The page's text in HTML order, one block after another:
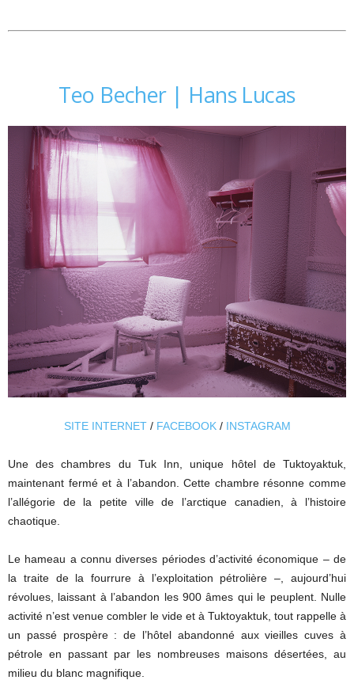
Teo Becher | Hans Lucas
SITE INTERNET/ FACEBOOK/ INSTAGRAM
Une des chambres du Tuk Inn, unique hôtel de Tuktoyaktuk,
maintenant fermé et à l’abandon. Cette chambre résonne comme
l’allégorie de la petite ville de l’arctique canadien, à l’histoire
chaotique.
Le hameau a connu diverses périodes d’activité économique – de
la traite de la fourrure à l’exploitation pétrolière –, aujourd’hui
révolues, laissant à l’abandon les 900 âmes qui le peuplent. Nulle
activité n’est venue combler le vide et à Tuktoyaktuk, tout rappelle à
un passé prospère : de l’hôtel abandonné aux vieilles cuves à
pétrole en passant par les nombreuses maisons désertées, au
milieu du blanc magnifique.